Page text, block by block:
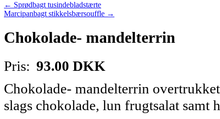
← Sprødbagt tusindebladstærte
Marcipanbagt stikkelsbærsouffle →
Chokolade- mandelterrin
Pris: 93.00 DKK
Chokolade- mandelterrin
slags chokolade, lun frugtsalat samt